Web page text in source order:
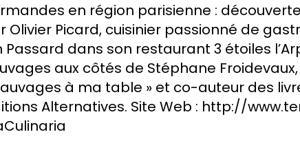
en région parisienne :
Picard, cuisinier passionné de
dans son restaurant 3 étoiles
aux côtés de Stéphane
à ma table » et co-auteur des
Alternatives. Site Web : http://